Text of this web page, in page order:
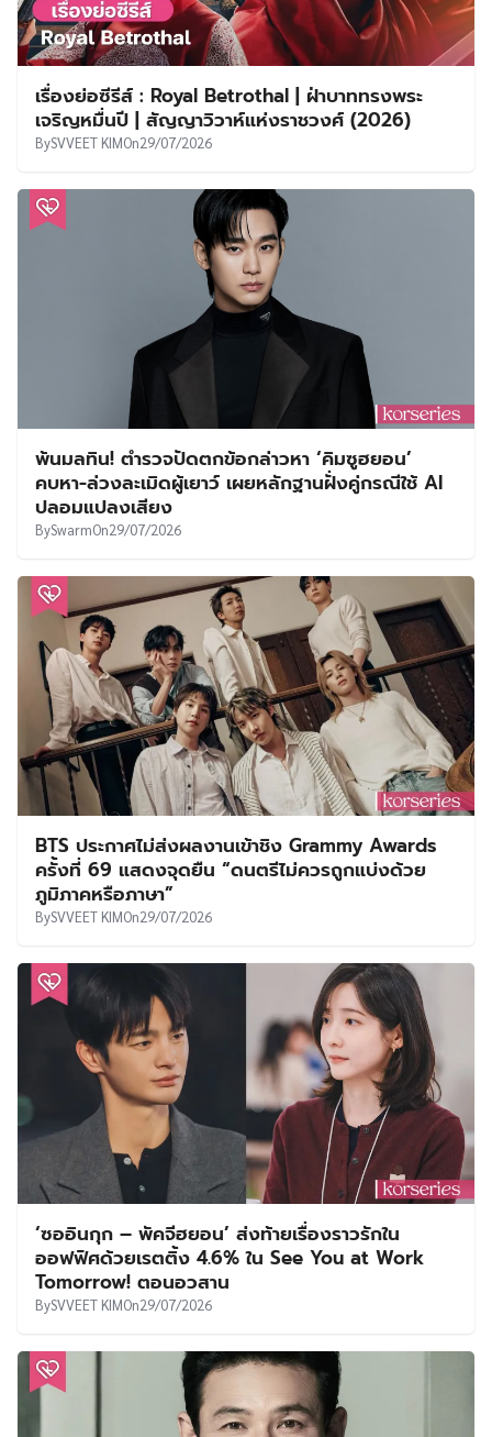
เรื่องย่อซีรีส์ : Royal Betrothal | ฝ่าบาททรงพระ
เจริญหมื่นปี | สัญญาวิวาห์แห่งราชวงศ์ (2026)
BySVVEET KIMOn29/07/2026
พ้นมลทิน! ตำรวจปัดตกข้อกล่าวหา ‘คิมซูฮยอน’
คบหา-ล่วงละเมิดผู้เยาว์ เผยหลักฐานฝั่งคู่กรณีใช้ AI
ปลอมแปลงเสียง
BySwarmOn29/07/2026
BTS ประกาศไม่ส่งผลงานเข้าชิง Grammy Awards
ครั้งที่ 69 แสดงจุดยืน “ดนตรีไม่ควรถูกแบ่งด้วย
ภูมิภาคหรือภาษา”
BySVVEET KIMOn29/07/2026
‘ซออินกุก – พัคจีฮยอน’ ส่งท้ายเรื่องราวรักใน
ออฟฟิศด้วยเรตติ้ง 4.6% ใน See You at Work
Tomorrow! ตอนอวสาน
BySVVEET KIMOn29/07/2026